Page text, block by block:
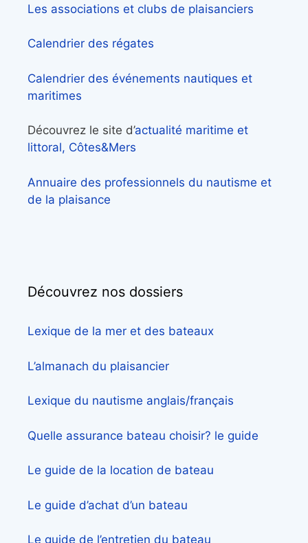
Les associations et clubs de plaisanciers
Calendrier des régates
Calendrier des événements nautiques et
maritimes
Découvrez le site d’actualité maritime et
littoral, Côtes&Mers
Annuaire des professionnels du nautisme et
de la plaisance
Découvrez nos dossiers
Lexique de la mer et des bateaux
L’almanach du plaisancier
Lexique du nautisme anglais/français
Quelle assurance bateau choisir? le guide
Le guide de la location de bateau
Le guide d’achat d’un bateau
Le guide de l’entretien du bateau